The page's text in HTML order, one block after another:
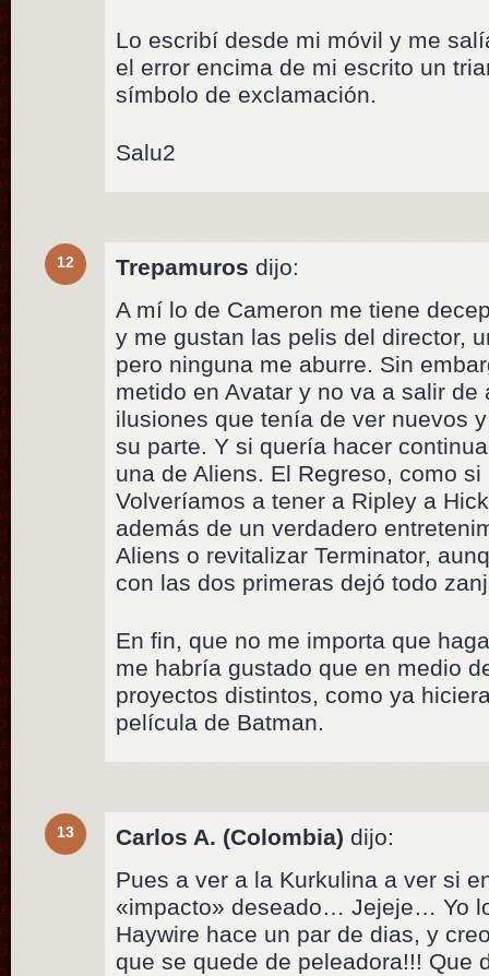
Lo escribí desde mi móvil y me
el error encima de mi escrito un
símbolo de exclamación.
Salu2
12 Trepamuros dijo:
A mí lo de Cameron me tiene
y me gustan las pelis del director,
pero ninguna me aburre. Sin
metido en Avatar y no va a salir
ilusiones que tenía de ver nuevos
su parte. Y si quería hacer
una de Aliens. El Regreso, como
Volveríamos a tener a Ripley a
además de un verdadero
Aliens o revitalizar Terminator,
con las dos primeras dejó todo
En fin, que no me importa que
me habría gustado que en medio
proyectos distintos, como ya
película de Batman.
13 Carlos A. (Colombia) dijo:
Pues a ver a la Kurkulina a ver si
«impacto» deseado… Jejeje… Yo
Haywire hace un par de dias, y
que se quede de peleadora!!!